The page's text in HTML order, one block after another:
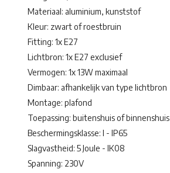
Materiaal: aluminium, kunststof
Kleur: zwart of roestbruin
Fitting: 1x E27
Lichtbron: 1x E27 exclusief
Vermogen: 1x 13W maximaal
Dimbaar: afhankelijk van type lichtbron
Montage: plafond
Toepassing: buitenshuis of binnenshuis
Beschermingsklasse: I - IP65
Slagvastheid: 5 Joule - IK08
Spanning: 230V